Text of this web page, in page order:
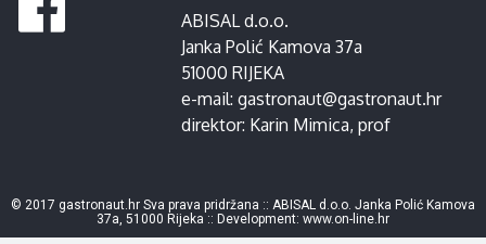
ABISAL d.o.o.
Janka Polić Kamova 37a
51000 RIJEKA
e-mail: gastronaut@gastronaut.hr
direktor: Karin Mimica, prof
© 2017 gastronaut.hr Sva prava pridržana :: ABISAL d.o.o. Janka Polić Kamova
37a, 51000 Rijeka :: Development: www.on-line.hr